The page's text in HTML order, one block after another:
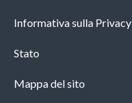
Informativa sulla Privacy
Stato
Mappa del sito